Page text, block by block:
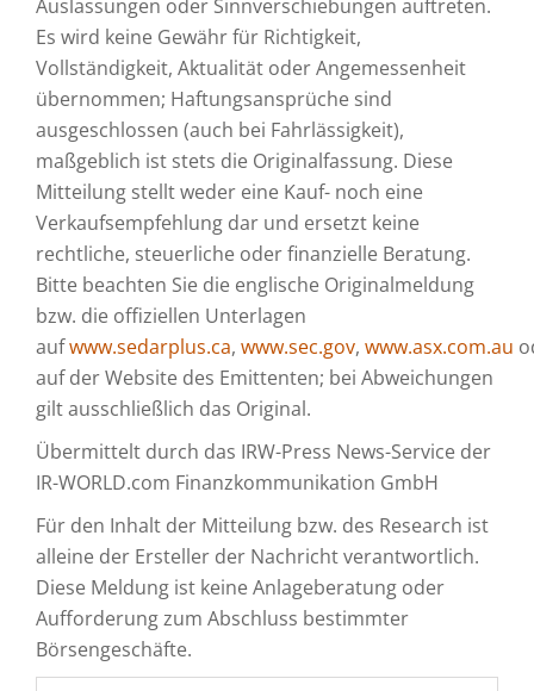
Auslassungen oder Sinnverschiebungen auftreten.
Es wird keine Gewähr für Richtigkeit,
Vollständigkeit, Aktualität oder Angemessenheit
übernommen; Haftungsansprüche sind
ausgeschlossen (auch bei Fahrlässigkeit),
maßgeblich ist stets die Originalfassung. Diese
Mitteilung stellt weder eine Kauf- noch eine
Verkaufsempfehlung dar und ersetzt keine
rechtliche, steuerliche oder finanzielle Beratung.
Bitte beachten Sie die englische Originalmeldung
bzw. die offiziellen Unterlagen
aufwww.sedarplus.ca, www.sec.gov, www.asx.com.au
auf der Website des Emittenten; bei Abweichungen
gilt ausschließlich das Original.
Übermittelt durch das IRW-Press News-Service der
IR-WORLD.com Finanzkommunikation GmbH
Für den Inhalt der Mitteilung bzw. des Research ist
alleine der Ersteller der Nachricht verantwortlich.
Diese Meldung ist keine Anlageberatung oder
Aufforderung zum Abschluss bestimmter
Börsengeschäfte.